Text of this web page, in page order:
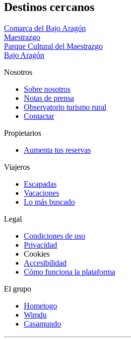
Destinos cercanos
Comarca del Bajo Aragón
Maestrazgo
Parque Cultural del Maestrazgo
Bajo Aragón
Nosotros
Sobre nosotros
Notas de prensa
Observatorio turismo rural
Contactar
Propietarios
Aumenta tus reservas
Viajeros
Escapadas
Vacaciones
Lo más buscado
Legal
Condiciones de uso
Privacidad
Cookies
Accesibilidad
Cómo funciona la plataforma
El grupo
Hometogo
Wimdu
Casamundo